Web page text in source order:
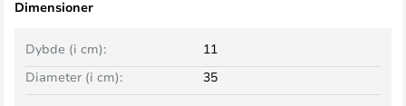
Dimensioner
Dybde (i cm):
11
Diameter (i cm):
35